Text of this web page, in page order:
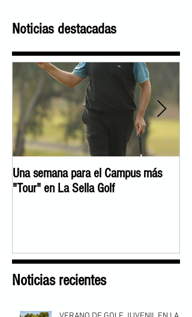
Noticias destacadas
Una semana para el Campus más
"Tour" en La Sella Golf
Noticias recientes